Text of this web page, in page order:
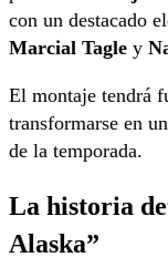
con un destacado
Marcial Tagle y
El montaje tendrá
transformarse en
de la temporada.
La historia
Alaska”